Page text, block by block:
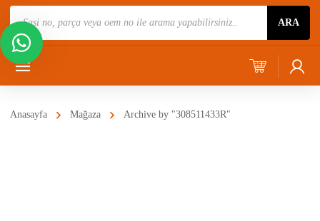
Ara
ARA
Anasayfa Mağaza Archive by "308511433R"